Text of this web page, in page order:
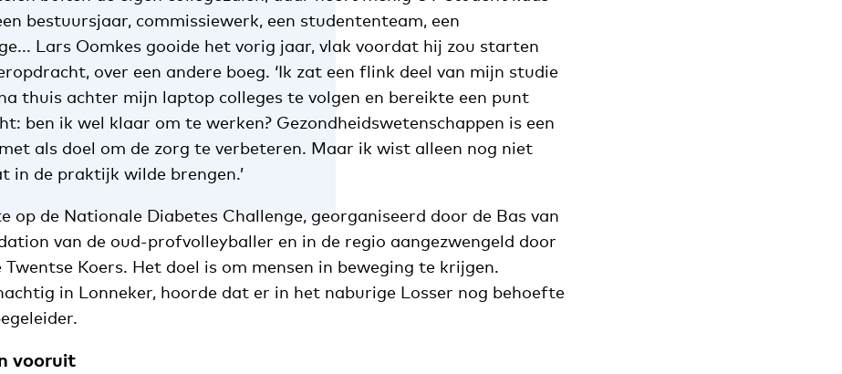
bestuursjaar, commissiewerk, een studententeam, een
Lars Oomkes gooide het vorig jaar, vlak voordat hij zou starten
over een andere boeg. ‘Ik zat een flink deel van mijn studie
thuis achter mijn laptop colleges te volgen en bereikte een punt
ben ik wel klaar om te werken? Gezondheidswetenschappen is een
als doel om de zorg te verbeteren. Maar ik wist alleen nog niet
in de praktijk wilde brengen.’
op de Nationale Diabetes Challenge, georganiseerd door de Bas van
van de oud-profvolleyballer en in de regio aangezwengeld door
Koers. Het doel is om mensen in beweging te krijgen.
in Lonneker, hoorde dat er in het naburige Losser nog behoefte
vooruit